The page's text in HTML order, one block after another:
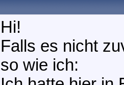
Hi!
Falls es nicht
so wie ich: